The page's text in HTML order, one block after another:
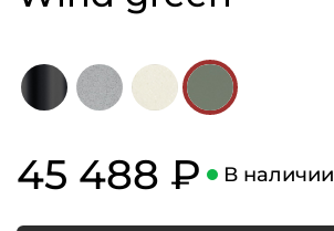
45 488 ₽ В наличии